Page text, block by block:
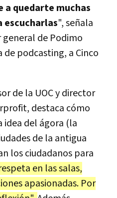
quedarte muchas
escucharlas", señala
de Podimo
podcasting, a Cinco
de la UOC y director
destaca cómo
idea del ágora (la
de la antigua
los ciudadanos para
en las salas,
apasionadas. Por